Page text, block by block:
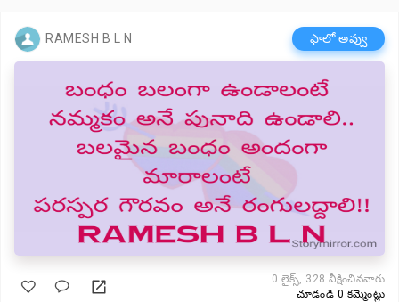
RAMESH B L N ఫాలో అవ్వు
0 లైక్స్, 328 వీక్షించినవారు
చూడండి 0 కమ్మెంట్లు